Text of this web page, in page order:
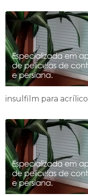
insulfilm para acrílico